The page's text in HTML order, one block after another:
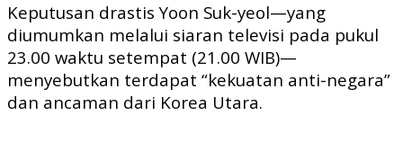
Keputusan drastis Yoon Suk-yeol—yang
diumumkan melalui siaran televisi pada pukul
23.00 waktu setempat (21.00 WIB)—
menyebutkan terdapat “kekuatan anti-negara”
dan ancaman dari Korea Utara.